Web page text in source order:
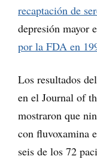
recaptación de
depresión mayor
por la FDA en
Los resultados
en el Journal of
mostraron que
con fluvoxamina
seis de los 72